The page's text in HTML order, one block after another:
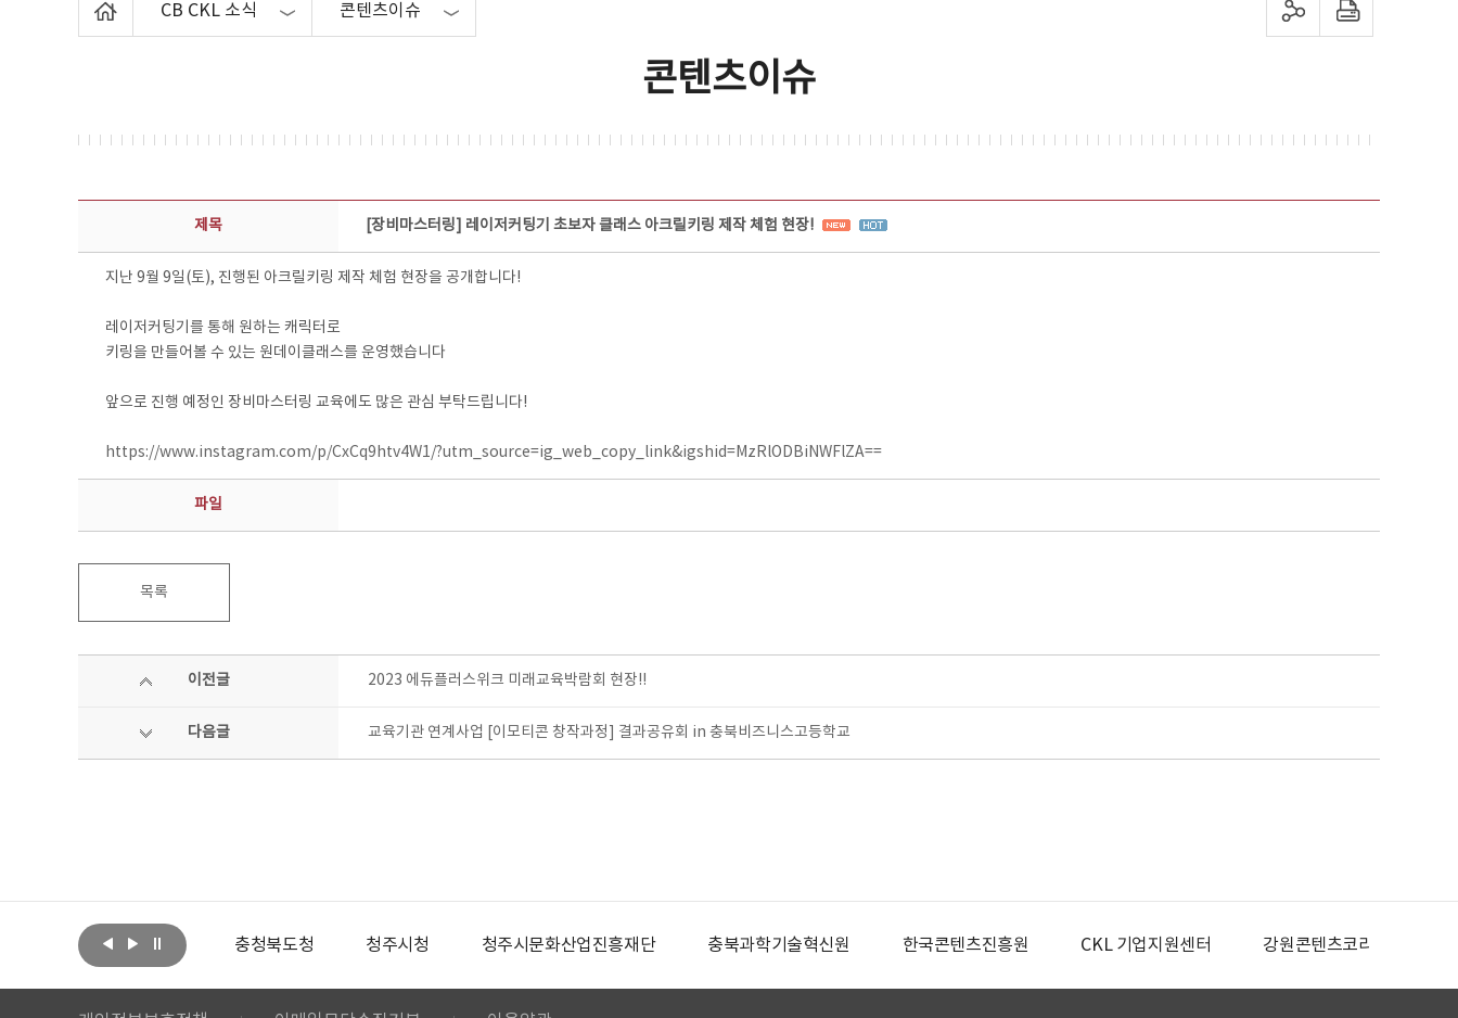
CB CKL 소식 콘텐츠이슈 sns 공유하기 프린트하기
콘텐츠이슈
콘텐츠이슈 상세보기 - 제목, 담당부서, 담당자, 담당연락처, 내용, 첨부파일 정보 제공
제목 [장비마스터링] 레이저커팅기 초보자 클래스 아크릴키링 제작 체험 현장!
지난 9월 9일(토), 진행된 아크릴키링 제작 체험 현장을 공개합니다!
레이저커팅기를 통해 원하는 캐릭터로
키링을 만들어볼 수 있는 원데이클래스를 운영했습니다
앞으로 진행 예정인 장비마스터링 교육에도 많은 관심 부탁드립니다!
https://www.instagram.com/p/CxCq9htv4W1/?utm_source=ig_web_copy_link&igshid=MzRlODBiNWFlZA==
파일
목록
이전글 2023 에듀플러스위크 미래교육박람회 현장!!
다음글 교육기관 연계사업 [이모티콘 창작과정] 결과공유회 in 충북비즈니스고등학교
문화체육관광부 충청북도청 청주시청 청주시문화산업진흥재단 충북과학기술혁신원 한국콘텐츠진흥원 CKL 기업지원센터 강원콘텐츠코리아랩